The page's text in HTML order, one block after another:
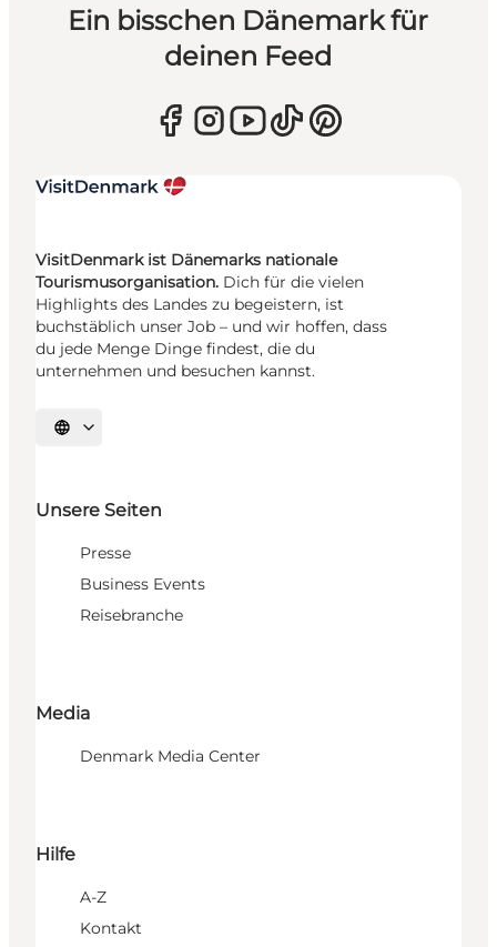
Ein bisschen Dänemark für
deinen Feed
VisitDenmark ist Dänemarks nationale
Tourismusorganisation. Dich für die vielen
Highlights des Landes zu begeistern, ist
buchstäblich unser Job – und wir hoffen, dass
du jede Menge Dinge findest, die du
unternehmen und besuchen kannst.
Sprache auswählen
Unsere Seiten
Presse
Business Events
Reisebranche
Media
Denmark Media Center
Hilfe
A-Z
Kontakt